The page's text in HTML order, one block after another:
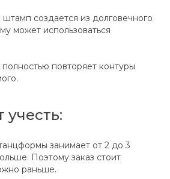
создается из долговечного
может использоваться
полностью повторяет контуры
учесть:
занимает от 2 до 3
Поэтому заказ стоит
раньше.